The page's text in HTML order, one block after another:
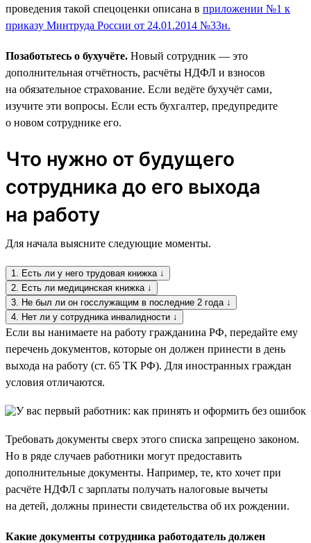
проведения такой спецоценки описана в приложении №1 к
приказу Минтруда России от 24.01.2014 №33н.
Позаботьтесь о бухучёте. Новый сотрудник — это
дополнительная отчётность, расчёты НДФЛ и взносов
на обязательное страхование. Если ведёте бухучёт сами,
изучите эти вопросы. Если есть бухгалтер, предупредите
о новом сотруднике его.
Что нужно от будущего
сотрудника до его выхода
на работу
Для начала выясните следующие моменты.
1. Есть ли у него трудовая книжка ↓
2. Есть ли медицинская книжка ↓
3. Не был ли он госслужащим в последние 2 года ↓
4. Нет ли у сотрудника инвалидности ↓
Если вы нанимаете на работу гражданина РФ, передайте ему
перечень документов, которые он должен принести в день
выхода на работу (ст. 65 ТК РФ). Для иностранных граждан
условия отличаются.
Требовать документы сверх этого списка запрещено законом.
Но в ряде случаев работники могут предоставить
дополнительные документы. Например, те, кто хочет при
расчёте НДФЛ с зарплаты получать налоговые вычеты
на детей, должны принести свидетельства об их рождении.
Какие документы сотрудника работодатель должен